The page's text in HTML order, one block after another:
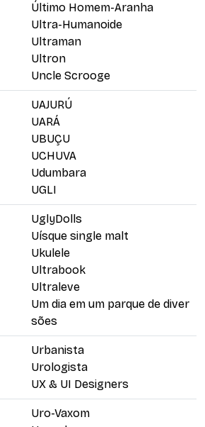
Último Homem-Aranha
Ultra-Humanoide
Ultraman
Ultron
Uncle Scrooge
UAJURÚ
UARÁ
UBUÇU
UCHUVA
Udumbara
UGLI
UglyDolls
Uísque single malt
Ukulele
Ultrabook
Ultraleve
Um dia em um parque de diver
sões
Urbanista
Urologista
UX & UI Designers
Uro-Vaxom